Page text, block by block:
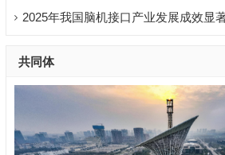
2025年我国脑机接口产业发展成效显
共同体